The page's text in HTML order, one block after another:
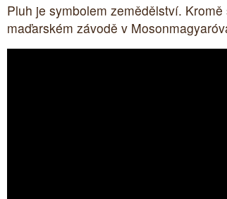
Pluh je symbolem zemědělství.
maďarském závodě v